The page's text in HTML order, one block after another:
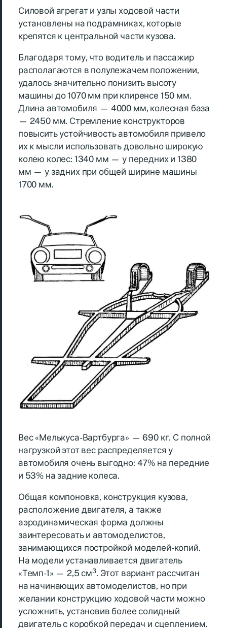
Силовой агрегат и узлы ходовой части
установлены на подрамниках, которые
крепятся к центральной части кузова.
Благодаря тому, что водитель и пассажир
располагаются в полулежачем положении,
удалось значительно понизить высоту
машины до 1070 мм при клиренсе 150 мм.
Длина автомобиля — 4000 мм, колесная база
— 2450 мм. Стремление конструкторов
повысить устойчивость автомобиля привело
их к мысли использовать довольно широкую
колею колес: 1340 мм — у передних и 1380
мм — у задних при общей ширине машины
1700 мм.
Вес «Мелькуса-Вартбурга» — 690 кг. С полной
нагрузкой этот вес распределяется у
автомобиля очень выгодно: 47% на передние
и 53% на задние колеса.
Общая компоновка, конструкция кузова,
расположение двигателя, а также
аэродинамическая форма должны
заинтересовать и автомоделистов,
занимающихся постройкой моделей-копий.
На модели устанавливается двигатель
«Темп-1» — 2,5 см3. Этот вариант рассчитан
на начинающих автомоделистов, но при
желании конструкцию ходовой части можно
усложнить, установив более солидный
двигатель с коробкой передач и сцеплением.